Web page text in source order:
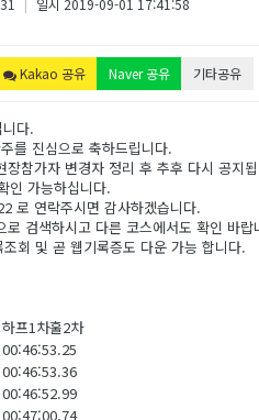
| 일시 2019-09-01 17:41:58
Kakao 공유 Naver 공유 기타공유
다.
를 진심으로 축하드립니다.
참가자 변경자 정리 후 추후 다시 공지
인 가능하십니다.
로 연락주시면 감사하겠습니다.
검색하시고 다른 코스에서도 확인 바랍
및 곧 웹기록증도 다운 가능 합니다.
하프1차훌2차
00:46:53.25
00:46:53.36
00:46:52.99
00:47:00.74